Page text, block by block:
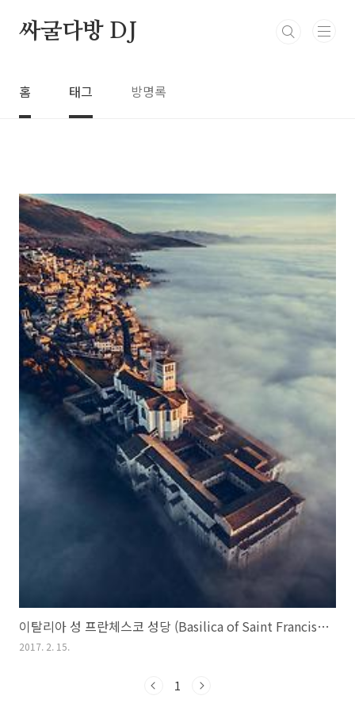
싸굴다방 DJ
홈 태그 방명록
이탈리아 성 프란체스코 성당 (Basilica of Saint Francis of Assisi in Umbria)
2017. 2. 15.
1